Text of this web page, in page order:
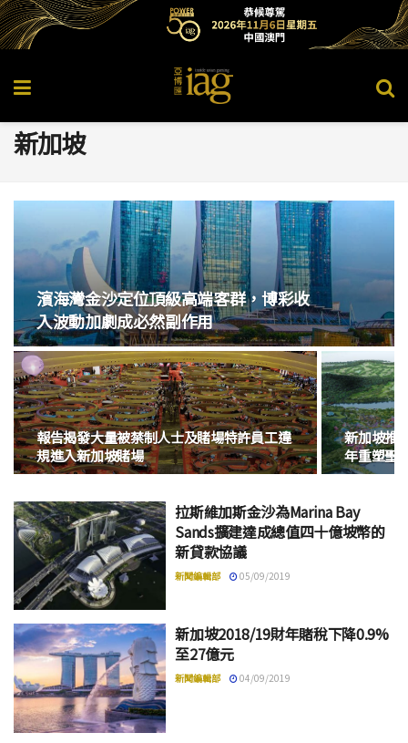
新加坡
濱海灣金沙定位頂級高端客群，博彩收
入波動加劇成必然副作用
報告揭發大量被禁制人士及賭場特許員工違
規進入新加坡賭場
新加坡推
年重塑聖
拉斯維加斯金沙為Marina Bay
Sands擴建達成總值四十億坡幣的
新貸款協議
新聞編輯部 05/09/2019
新加坡2018/19財年賭稅下降0.9%
至27億元
新聞編輯部 04/09/2019